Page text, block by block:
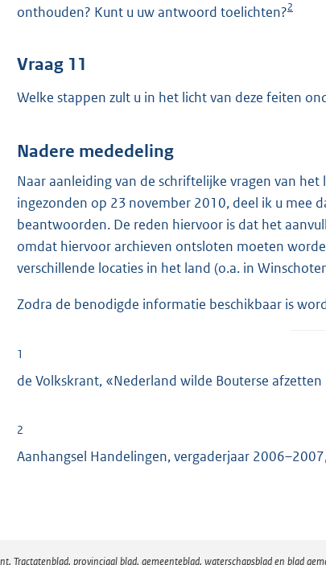
onthouden? Kunt u uw antwoord toelichten?2
Vraag 11
Welke stappen zult u in het licht van deze feiten
Nadere mededeling
Naar aanleiding van de schriftelijke vragen van
ingezonden op 23 november 2010, deel ik u mee
beantwoorden. De reden hiervoor is dat het
omdat hiervoor archieven ontsloten moeten
verschillende locaties in het land (o.a. in
Zodra de benodigde informatie beschikbaar is
1
de Volkskrant, «Nederland wilde Bouterse
2
Aanhangsel Handelingen, vergaderjaar
Tractatenblad, provinciaal blad, gemeenteblad, waterschapsblad en blad